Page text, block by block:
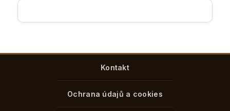
Kontakt
Ochrana údajů a cookies